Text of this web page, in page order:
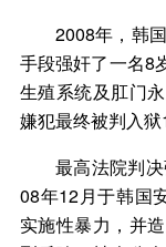
2008年，韩
手段强奸了一名8
生殖系统及肛门
嫌犯最终被判入狱
最高法院判
08年12月于韩国
实施性暴力，并